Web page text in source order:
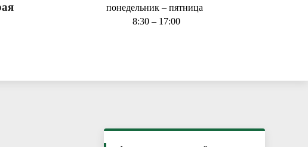
понедельник – пятница
8:30 – 17:00